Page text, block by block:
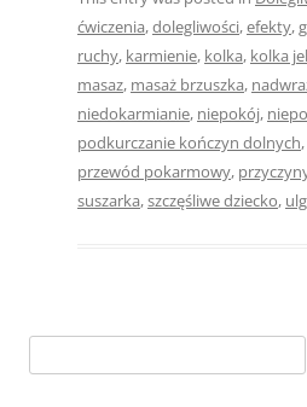
ćwiczenia,dolegliwości,efekty,
ruchy, karmienie, kolka, kolka
masaz, masaż brzuszka,
niedokarmianie, niepokój,
podkurczanie kończyn dolnych,
przewód pokarmowy,
suszarka,szczęśliwe dziecko,